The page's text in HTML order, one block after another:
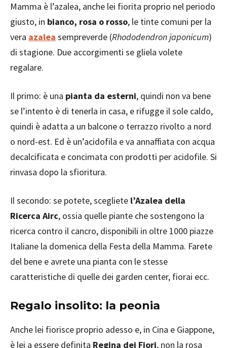
Mamma è l’azalea, anche lei fiorita proprio nel periodo
giusto, in bianco, rosa o rosso, le tinte comuni per la
vera azalea sempreverde (Rhododendron japonicum)
di stagione. Due accorgimenti se gliela volete
regalare.
Il primo: è una pianta da esterni, quindi non va bene
se l’intento è di tenerla in casa, e rifugge il sole caldo,
quindi è adatta a un balcone o terrazzo rivolto a nord
o nord-est. Ed è un’acidofila e va annaffiata con acqua
decalcificata e concimata con prodotti per acidofile. Si
rinvasa dopo la sfioritura.
Il secondo: se potete, scegliete l’Azalea della
Ricerca Airc, ossia quelle piante che sostengono la
ricerca contro il cancro, disponibili in oltre 1000 piazze
Italiane la domenica della Festa della Mamma. Farete
del bene e avrete una pianta con le stesse
caratteristiche di quelle dei garden center, fiorai ecc.
Regalo insolito: la peonia
Anche lei fiorisce proprio adesso e, in Cina e Giappone,
è lei a essere definita Regina dei Fiori, non la rosa